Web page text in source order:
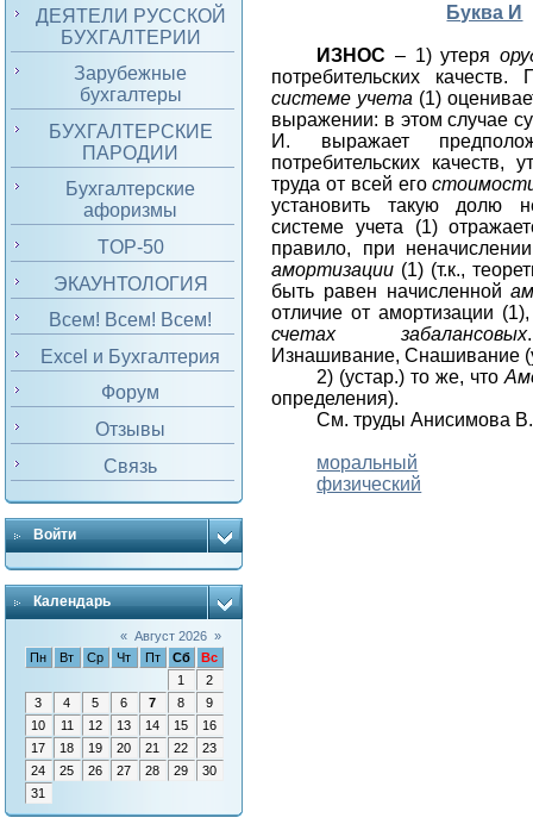
ДЕЯТЕЛИ РУССКОЙ
БУХГАЛТЕРИИ
Зарубежные
бухгалтеры
БУХГАЛТЕРСКИЕ
ПАРОДИИ
Бухгалтерские
афоризмы
TOP-50
ЭКАУНТОЛОГИЯ
Всем! Всем! Всем!
Excel и Бухгалтерия
Форум
Отзывы
Связь
Войти
Календарь
« Август 2026 »
Пн
Вт Ср Чт Пт Сб
Вс
1
2
3
4 5 6 7 8
9
10
11 12 13 14 15
16
17
18 19 20 21 22
23
24
25 26 27 28 29
30
31
Буква И
ИЗНОС – 1) утеря
потребительских
системе учета (1)
выражении: в этом случае
И. выражает
потребительских качеств,
труда от всей его
установить такую долю
системе учета (1)
правило, при
амортизации (1) (т.к.,
быть равен начисленной
отличие от амортизации
счетах забалансовых
Изнашивание, Снашивание
2) (устар.) то же, что
определения).
См. труды Анисимова
моральный
физический